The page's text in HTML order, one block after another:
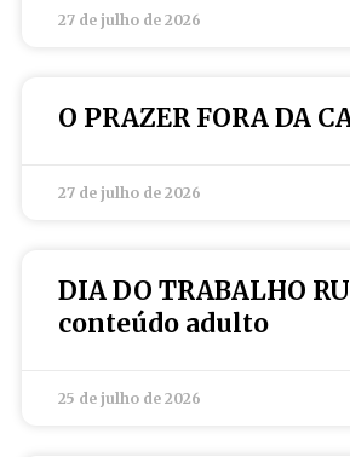
27 de julho de 2026
O PRAZER FORA DA
27 de julho de 2026
DIA DO TRABALHO
conteúdo adulto
25 de julho de 2026